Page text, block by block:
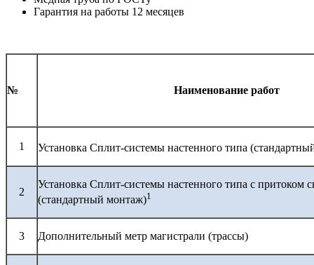
Гарантия на работы 12 месяцев
№ Наименование работ
1 Установка Сплит-системы настенного типа
2
Установка Сплит-системы настенного типа с притоком
(стандартный монтаж)1
3 Дополнительный метр магистрали (трассы)